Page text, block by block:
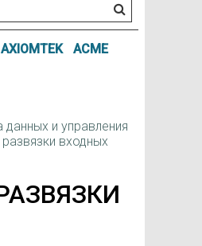
AXIOMTEK
ACME
и управления
входных